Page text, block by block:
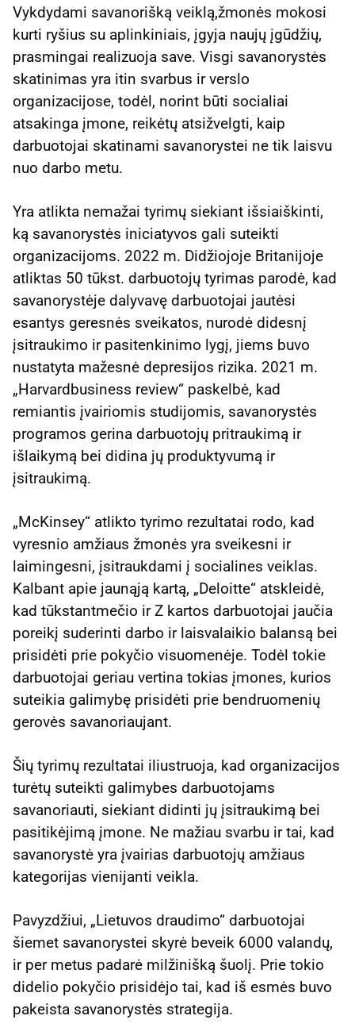
Vykdydami savanorišką veiklą,žmonės mokosi
kurti ryšius su aplinkiniais, įgyja naujų įgūdžių,
prasmingai realizuoja save. Visgi savanorystės
skatinimas yra itin svarbus ir verslo
organizacijose, todėl, norint būti socialiai
atsakinga įmone, reikėtų atsižvelgti, kaip
darbuotojai skatinami savanorystei ne tik laisvu
nuo darbo metu.
Yra atlikta nemažai tyrimų siekiant išsiaiškinti,
ką savanorystės iniciatyvos gali suteikti
organizacijoms. 2022 m. Didžiojoje Britanijoje
atliktas 50 tūkst. darbuotojų tyrimas parodė, kad
savanorystėje dalyvavę darbuotojai jautėsi
esantys geresnės sveikatos, nurodė didesnį
įsitraukimo ir pasitenkinimo lygį, jiems buvo
nustatyta mažesnė depresijos rizika. 2021 m.
„Harvardbusiness review“ paskelbė, kad
remiantis įvairiomis studijomis, savanorystės
programos gerina darbuotojų pritraukimą ir
išlaikymą bei didina jų produktyvumą ir
įsitraukimą.
„McKinsey“ atlikto tyrimo rezultatai rodo, kad
vyresnio amžiaus žmonės yra sveikesni ir
laimingesni, įsitraukdami į socialines veiklas.
Kalbant apie jaunąją kartą, „Deloitte“ atskleidė,
kad tūkstantmečio ir Z kartos darbuotojai jaučia
poreikį suderinti darbo ir laisvalaikio balansą bei
prisidėti prie pokyčio visuomenėje. Todėl tokie
darbuotojai geriau vertina tokias įmones, kurios
suteikia galimybę prisidėti prie bendruomenių
gerovės savanoriaujant.
Šių tyrimų rezultatai iliustruoja, kad organizacijos
turėtų suteikti galimybes darbuotojams
savanoriauti, siekiant didinti jų įsitraukimą bei
pasitikėjimą įmone. Ne mažiau svarbu ir tai, kad
savanorystė yra įvairias darbuotojų amžiaus
kategorijas vienijanti veikla.
Pavyzdžiui, „Lietuvos draudimo“ darbuotojai
šiemet savanorystei skyrė beveik 6000 valandų,
ir per metus padarė milžinišką šuolį. Prie tokio
didelio pokyčio prisidėjo tai, kad iš esmės buvo
pakeista savanorystės strategija.